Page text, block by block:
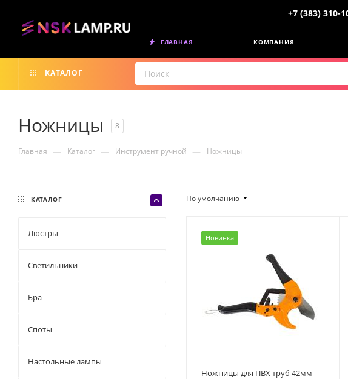
+7 (383) 310-
ГЛАВНАЯ КОМПАНИЯ
КАТАЛОГ
Ножницы 8
Главная — Каталог — Инструмент ручной — Ножницы
По умолчанию
Новинка
Ножницы для ПВХ труб 42мм
КАТАЛОГ
Люстры
Светильники
Бра
Споты
Настольные лампы